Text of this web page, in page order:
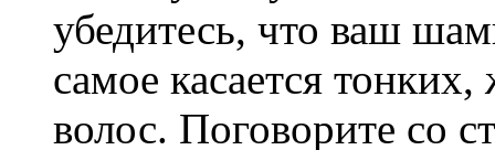
убедитесь, что ваш
самое касается
волос. Поговорите со